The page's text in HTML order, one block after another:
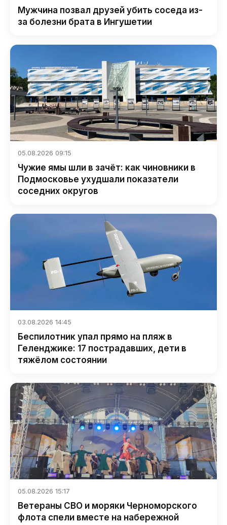
Мужчина позвал друзей убить соседа из-
за болезни брата в Ингушетии
05.08.2026 09:15
Чужие ямы шли в зачёт: как чиновники в
Подмосковье ухудшали показатели
соседних округов
03.08.2026 14:45
Беспилотник упал прямо на пляж в
Геленджике: 17 пострадавших, дети в
тяжёлом состоянии
05.08.2026 15:17
Ветераны СВО и моряки Черноморского
флота спели вместе на набережной